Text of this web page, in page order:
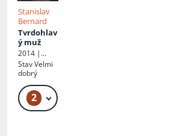
Stanislav
Bernard
Tvrdohlav
ý muž
2014 |
Smart
Press
StavVelmi
dobrý
2 59 Kč